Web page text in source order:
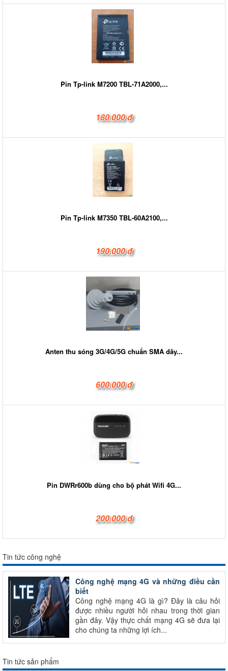
Pin Tp-link M7200 TBL-71A2000,...
180.000 đ
Pin Tp-link M7350 TBL-60A2100,...
190.000 đ
Anten thu sóng 3G/4G/5G chuẩn SMA dây...
600.000 đ
Pin DWRr600b dùng cho bộ phát Wifi 4G...
200.000 đ
Tin tức công nghệ
Công nghệ mạng 4G và những điều cần
biết
Công nghệ mạng 4G là gì? Đây là câu hỏi
được nhiều người hỏi nhau trong thời gian
gần đây. Vậy thực chất mạng 4G sẽ đưa lại
cho chúng ta những lợi ích...
Tin tức sản phẩm